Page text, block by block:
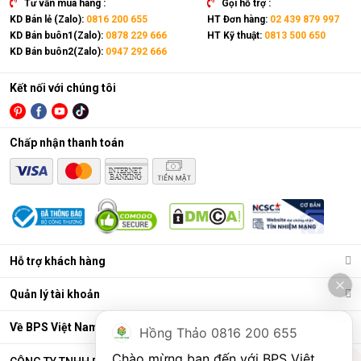
Điều hòa di động là gì?
Các chức năng chính của máy bao gồm: Làm lạnh, quạt gió,
hút ẩm và lọc khí. Bên cạnh đó, dòng sản phẩm này còn được
trang bị thêm khá nhiều tính năng và tiện ích đi kèm như: Hẹn
giờ, khóa trẻ em, remote, kết nối wifi,...
Ưu điểm vượt trội của điều hòa di động
Đáp ứng tốt nhu cầu làm mát, dễ dàng tháo lắp và di chuyển
Tư vấn mua hàng :
KD Bán lẻ (Zalo): 0816 200 655
KD Bán buôn1(Zalo): 0878 229 666
KD Bán buôn2(Zalo): 0947 292 666
Gọi hỗ trợ :
HT Đơn hàng: 02 439 879 997
HT Kỹ thuật: 0813 500 650
Hỗ trợ khách hàng
Quản lý tài khoản
Về BPS Việt Nam
Kết nối với chúng tôi
Chấp nhận thanh toán
Hồng Thảo 0816 200 655